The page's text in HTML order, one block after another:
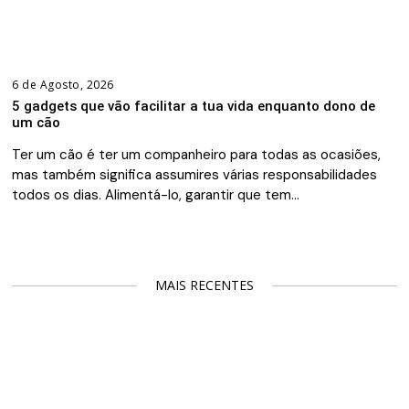
6 de Agosto, 2026
5 gadgets que vão facilitar a tua vida enquanto dono de
um cão
Ter um cão é ter um companheiro para todas as ocasiões,
mas também significa assumires várias responsabilidades
todos os dias. Alimentá-lo, garantir que tem…
MAIS RECENTES